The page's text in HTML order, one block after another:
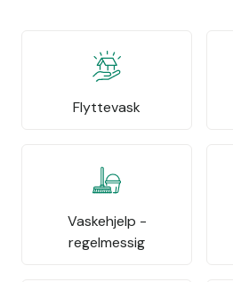
Flyttevask
Vaskehjelp -
regelmessig